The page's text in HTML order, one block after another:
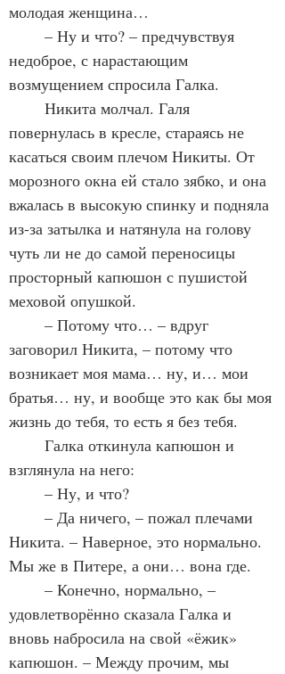
молодая женщина…
недоброе, с нарастающим
возмущением спросила Галка.
повернулась в кресле, стараясь не
касаться своим плечом Никиты. От
морозного окна ей стало зябко, и она
вжалась в высокую спинку и подняла
из-за затылка и натянула на голову
чуть ли не до самой переносицы
просторный капюшон с пушистой
меховой опушкой.
заговорил Никита, – потому что
возникает моя мама… ну, и… мои
братья… ну, и вообще это как бы моя
жизнь до тебя, то есть я без тебя.
взглянула на него:
	– Ну, и что?
Никита. – Наверное, это нормально.
Мы же в Питере, а они… вона где.
удовлетворённо сказала Галка и
вновь набросила на свой «ёжик»
капюшон. – Между прочим, мы